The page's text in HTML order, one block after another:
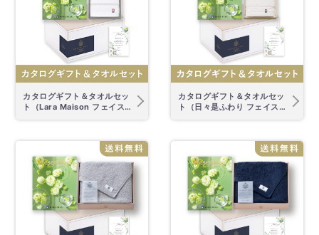
カタログギフト＆タオルセッ
ト（Lara Maison フェイスタ
カタログギフト＆タオルセッ
ト（日々是ふわり フェイスタ